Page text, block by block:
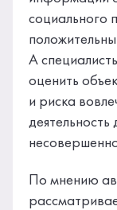
социального
A
оценить
и риска
деятельность
По мнению